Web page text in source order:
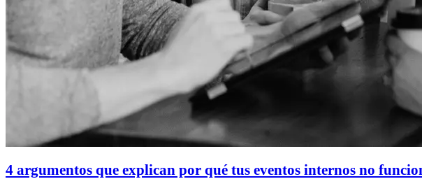
4 argumentos que explican por qué tus eventos internos no